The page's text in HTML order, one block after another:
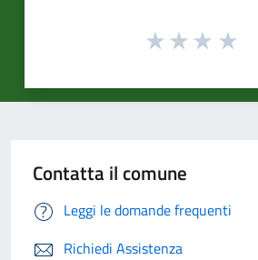
Contatta il comune
Leggi le domande frequenti
Richiedi Assistenza